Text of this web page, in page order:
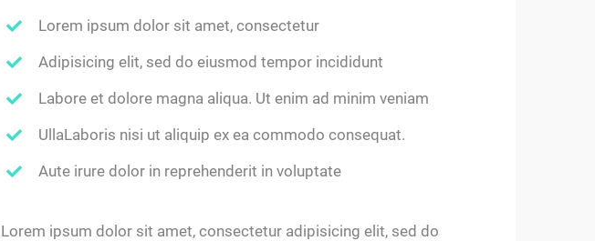
Lorem ipsum dolor sit amet, consectetur
Adipisicing elit, sed do eiusmod tempor incididunt
Labore et dolore magna aliqua. Ut enim ad minim veniam
UllaLaboris nisi ut aliquip ex ea commodo consequat.
Aute irure dolor in reprehenderit in voluptate
Lorem ipsum dolor sit amet, consectetur adipisicing elit, sed do